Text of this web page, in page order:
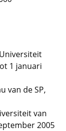
1 januari
van de SP,
van
2005